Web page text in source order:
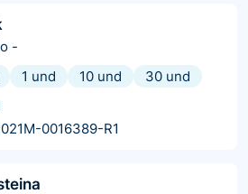
-
1 und 10 und
30 und
0016389-R1